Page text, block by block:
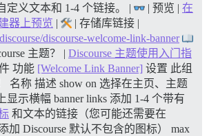
定义文本和 1-4 个链接。 |
| 预览 | 在
器上预览 |
| 存储库链接 |
discourse-welcome-link-banner
主题？ | Discourse 主题使用入门指
功能 [Welcome Link Banner] 设置 此组
名称 描述 show on 选择在主页、主题
显示横幅 banner links 添加 1-4 个带有
和文本的链接（您可能还需要在
加 Discourse 默认不包含的图标） max